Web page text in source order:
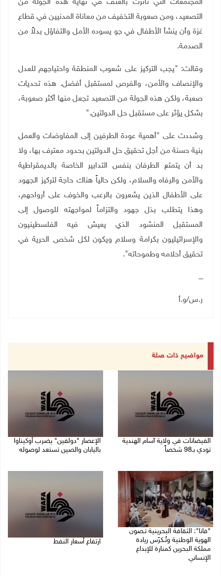
المجتمعات التي تأثرت بالعنف في نهاية هذه الجولة من
التصعيد، ومن صعوبة التخفيف من معاناة المدنيين في قطاع
غزة وأن ينشأ الأطفال في جو يسوده الأمل والتفاؤل بدلاً من
الصدمة.
وقالت: "يجب التركيز على شعوب المنطقة واحتياجهم للعدل
والإنصاف والأمن، والفرص لمستقبل أفضل. هذه تحديات
صعبة، ولكن هذه الجولة من التصعيد تجعل منها أكثر صعوبة،
بشكل يؤثر على مستقبل حل الدولتين".
وشددت على "أهمية عودة الطرفين إلى المفاوضات والعمل
بنية حسنة من أجل تحقيق حل الدولتين بحدود معترف بها، ولا
بد أن يتمتع الطرفان بنفس التدابير الخاصة بالديمقراطية
والأمن والرفاه والسلام، ولكن حالياً هناك حاجة لتركيز الجهود
على الأطفال الذين يشعرون بالرعب والخوف على أرواحهم،
وهذا يتطلب بذل جهود والتزاماً لمواجهته للوصول إلى
المستقبل المنشود الذي يعيش فيه الفلسطينيون
والإسرائيليون بكرامة وسلام ويكون لكل شخص الحرية في
تحقيق أحلامه وطموحاته".
ــــ
ر.س/و.أ
مواضيع ذات صلة
الفيضانات في ولاية آسام الهندية
تودي بـ98 شخصاً
الإعصار "دولفين" يضرب أوكيناوا
باليابان والصين تستعد لوصوله
"فانا": الثقافة البحرينية تـصون
الهوية الوطنية وتُـكرّس ريادة
مملكة البحرين كمنارة للإبداع
الإنساني
ارتفاع أسعار النفط